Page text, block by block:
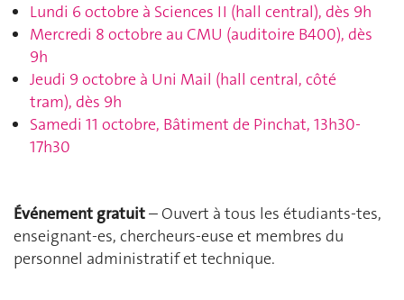
Lundi 6 octobre à Sciences II (hall central), dès 9h
Mercredi 8 octobre au CMU (auditoire B400), dès
9h
Jeudi 9 octobre à Uni Mail (hall central, côté
tram), dès 9h
Samedi 11 octobre, Bâtiment de Pinchat, 13h30-
17h30
Événement gratuit– Ouvert à tous les étudiants-tes,
enseignant-es, chercheurs-euse et membres du
personnel administratif et technique.